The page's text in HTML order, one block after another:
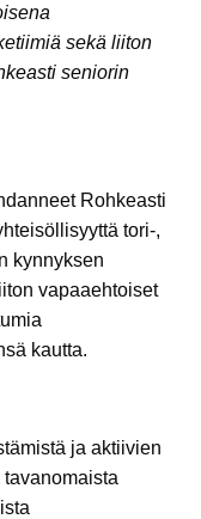
sekä liiton
seniorin
Rohkeasti
tori-,
kynnyksen
vapaaehtoiset
kautta.
ja aktiivien